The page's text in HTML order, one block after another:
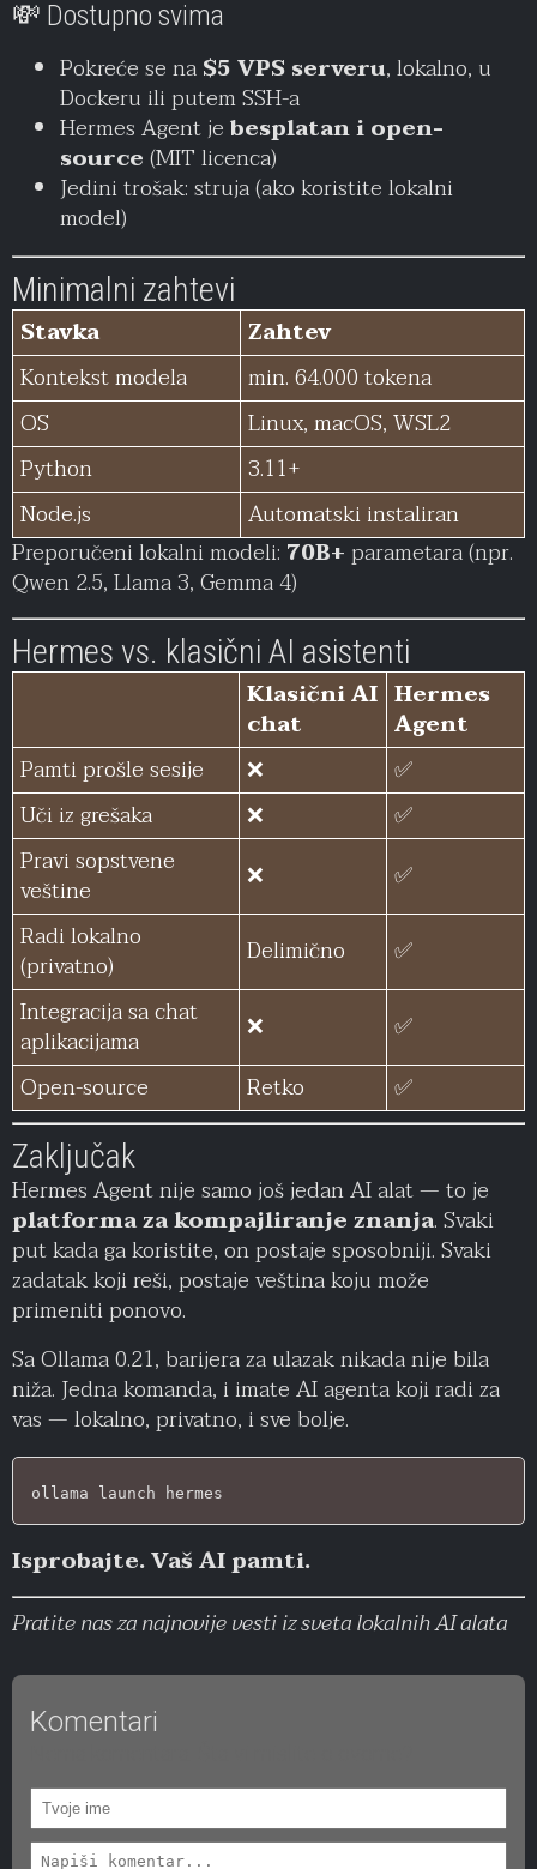
💸 Dostupno svima
Pokreće se na$5 VPS serveru, lokalno, u
Dockeru ili putem SSH-a
Hermes Agent jebesplatan i open-
source(MIT licenca)
Jedini trošak: struja (ako koristite lokalni
model)
Minimalni zahtevi
Stavka
Zahtev
Kontekst modela
min. 64.000 tokena
OS
Linux, macOS, WSL2
Python
3.11+
Node.js
Automatski instaliran
Preporučeni lokalni modeli: 70B+ parametara (npr.
Qwen 2.5, Llama 3, Gemma 4)
Hermes vs. klasični AI asistenti
Klasični AI
chat
Hermes
Agent
Pamti prošle sesije
❌
✅
Uči iz grešaka
❌
✅
Pravi sopstvene
veštine
❌
✅
Radi lokalno
(privatno)
Delimično
✅
Integracija sa chat
aplikacijama
❌
✅
Open-source
Retko ✅
Zaključak
Hermes Agent nije samo još jedan AI alat — to je
platforma za kompajliranje znanja. Svaki
put kada ga koristite, on postaje sposobniji. Svaki
zadatak koji reši, postaje veština koju može
primeniti ponovo.
Sa Ollama 0.21, barijera za ulazak nikada nije bila
niža. Jedna komanda, i imate AI agenta koji radi za
vas — lokalno, privatno, i sve bolje.
ollama launch hermes
Isprobajte. Vaš AI pamti.
Pratite nas za najnovije vesti iz sveta lokalnih AI alata
Komentari